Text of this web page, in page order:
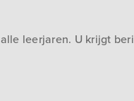
leerjaren. U krijgt